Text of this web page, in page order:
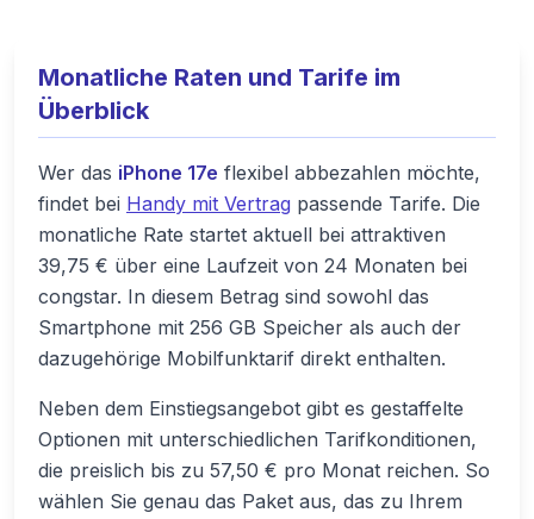
Monatliche Raten und Tarife im
Überblick
Wer das iPhone 17e flexibel abbezahlen möchte,
findet bei Handy mit Vertrag passende Tarife. Die
monatliche Rate startet aktuell bei attraktiven
39,75 € über eine Laufzeit von 24 Monaten bei
congstar. In diesem Betrag sind sowohl das
Smartphone mit 256 GB Speicher als auch der
dazugehörige Mobilfunktarif direkt enthalten.
Neben dem Einstiegsangebot gibt es gestaffelte
Optionen mit unterschiedlichen Tarifkonditionen,
die preislich bis zu 57,50 € pro Monat reichen. So
wählen Sie genau das Paket aus, das zu Ihrem